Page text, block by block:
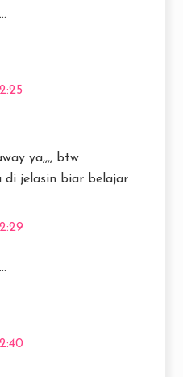
ya,,,, btw
di jelasin biar belajar